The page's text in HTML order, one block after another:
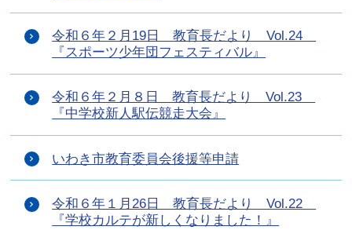
令和６年２月19日 教育長だより Vol.24
『スポーツ少年団フェスティバル』
令和６年２月８日 教育長だより Vol.23
『中学校新人駅伝競走大会』
いわき市教育委員会後援等申請
令和６年１月26日 教育長だより Vol.22
『学校カルテが新しくなりました！』